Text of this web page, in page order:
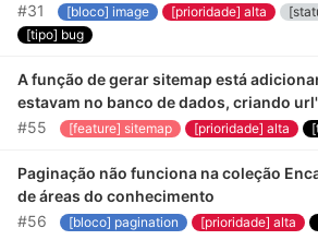
#31
[bloco] image [prioridade] alta
[tipo] bug
A função de gerar sitemap está
estavam no banco de dados, criando
#55
[feature] sitemap [prioridade] alta
Paginação não funciona na coleção
de áreas do conhecimento
#56
[bloco] pagination [prioridade] alta